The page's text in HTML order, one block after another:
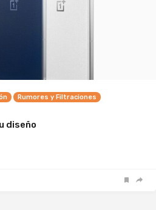
Rumores y Filtraciones
diseño